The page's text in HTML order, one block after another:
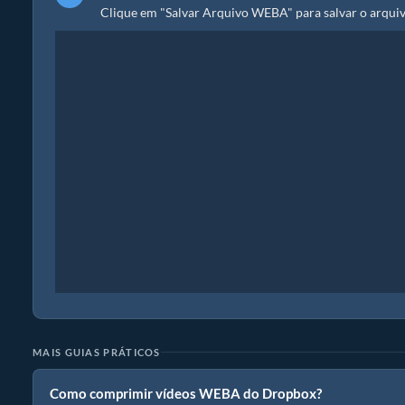
Clique em "Salvar Arquivo WEBA" para salvar o
MAIS GUIAS PRÁTICOS
Como comprimir vídeos WEBA do Dropbox?